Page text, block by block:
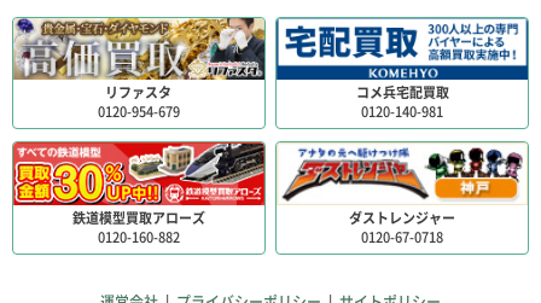
リファスタ
0120-954-679
コメ兵宅配買取
0120-140-981
鉄道模型買取アローズ
0120-160-882
ダストレンジャー
0120-67-0718